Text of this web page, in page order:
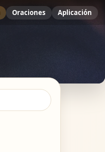
Oraciones Aplicación